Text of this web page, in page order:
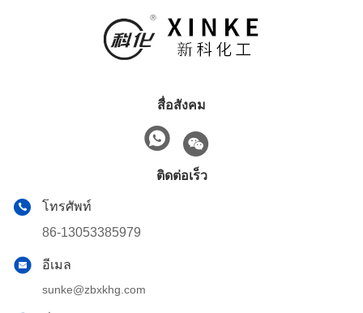
สื่อสังคม
ติดต่อเร็ว
โทรศัพท์
86-13053385979
อีเมล
sunke@zbxkhg.com